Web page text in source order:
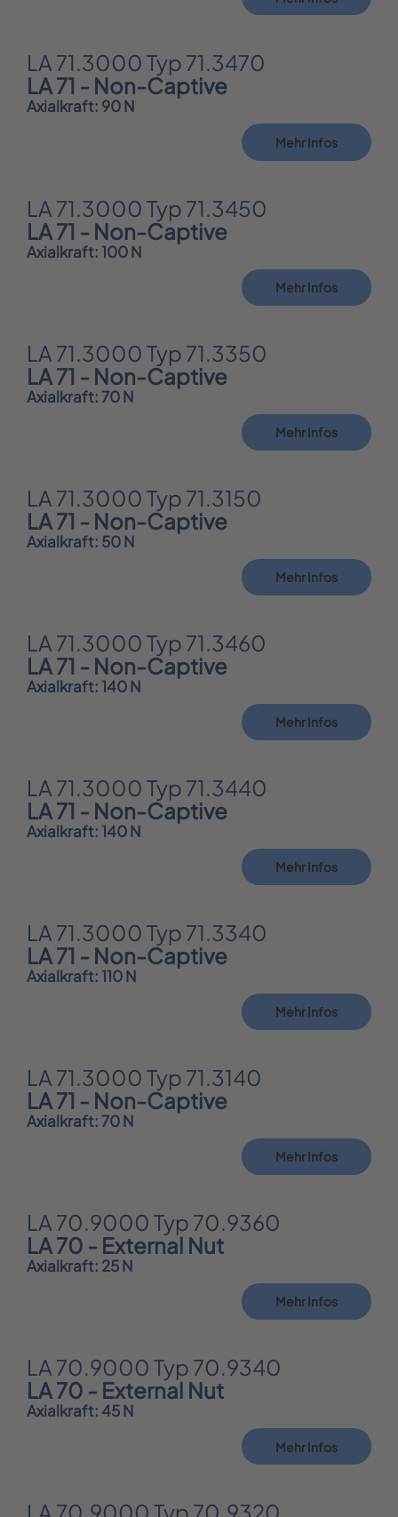
LA 71.3000 Typ 71.3470
LA 71 - Non-Captive
Axialkraft: 90 N
Mehr Infos
LA 71.3000 Typ 71.3450
LA 71 - Non-Captive
Axialkraft: 100 N
Mehr Infos
LA 71.3000 Typ 71.3350
LA 71 - Non-Captive
Axialkraft: 70 N
Mehr Infos
LA 71.3000 Typ 71.3150
LA 71 - Non-Captive
Axialkraft: 50 N
Mehr Infos
LA 71.3000 Typ 71.3460
LA 71 - Non-Captive
Axialkraft: 140 N
Mehr Infos
LA 71.3000 Typ 71.3440
LA 71 - Non-Captive
Axialkraft: 140 N
Mehr Infos
LA 71.3000 Typ 71.3340
LA 71 - Non-Captive
Axialkraft: 110 N
Mehr Infos
LA 71.3000 Typ 71.3140
LA 71 - Non-Captive
Axialkraft: 70 N
Mehr Infos
LA 70.9000 Typ 70.9360
LA 70 - External Nut
Axialkraft: 25 N
Mehr Infos
LA 70.9000 Typ 70.9340
LA 70 - External Nut
Axialkraft: 45 N
Mehr Infos